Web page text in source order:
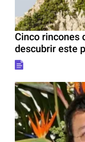
Cinco rincones
descubrir este